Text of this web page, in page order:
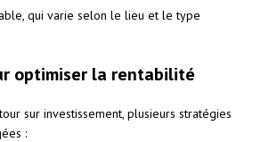
qui varie selon le lieu et le type
optimiser la rentabilité
sur investissement, plusieurs stratégies
: